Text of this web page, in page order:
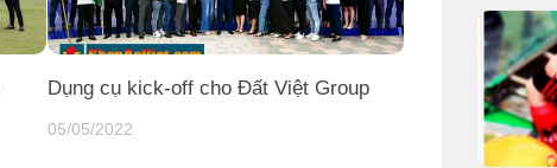
Dụng cụ kick-off cho Đất Việt Group
05/05/2022